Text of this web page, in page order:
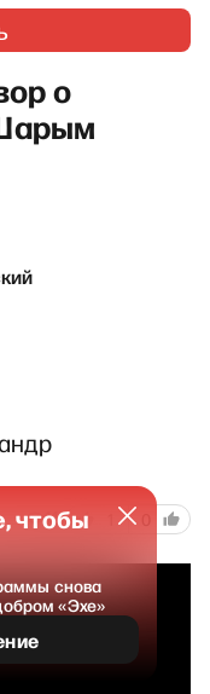
о
111
чтобы
снова
«Эхе»